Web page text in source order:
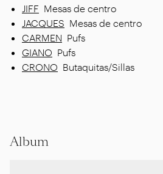
JIFF Mesas de centro
JACQUES Mesas de centro
CARMEN Pufs
GIANO Pufs
CRONO Butaquitas/Sillas
Album